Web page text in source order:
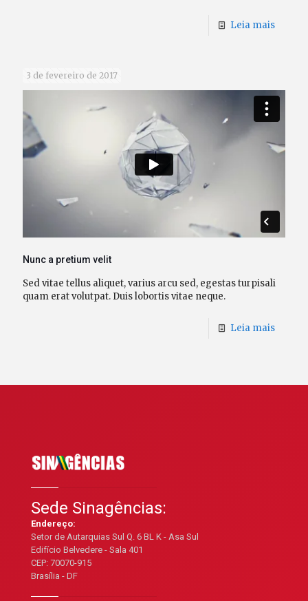
Leia mais
3 de fevereiro de 2017
Nunc a pretium velit
Sed vitae tellus aliquet, varius arcu sed, egestas turpisali
quam erat volutpat. Duis lobortis vitae neque.
Leia mais
Sede Sinagências:
Endereço:
Setor de Autarquias Sul Q. 6 BL K - Asa Sul
Edifício Belvedere - Sala 401
CEP: 70070-915
Brasília - DF